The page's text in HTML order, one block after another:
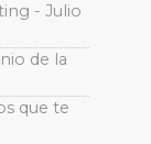
- Julio
de la
que te